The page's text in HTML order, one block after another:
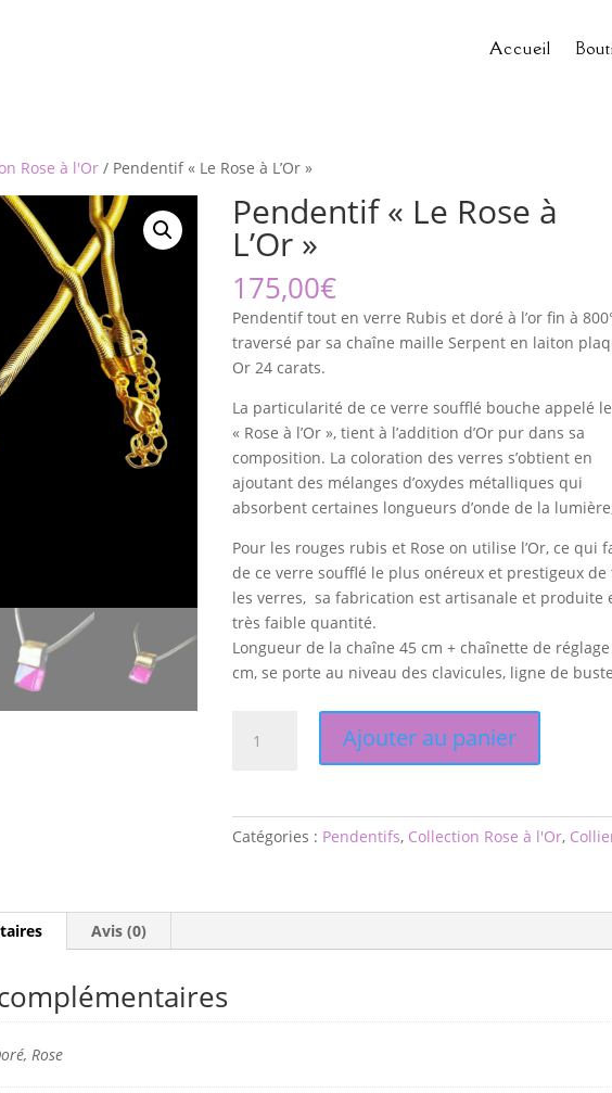
Accueil
Rose à l'Or / Pendentif « Le Rose à L’Or »
Pendentif « Le Rose à
L’Or »
175,00€
Pendentif tout en verre Rubis et doré à l’or fin à
traversé par sa chaîne maille Serpent en laiton
Or 24 carats.
La particularité de ce verre soufflé bouche appelé le
« Rose à l’Or », tient à l’addition d’Or pur dans sa
composition. La coloration des verres s’obtient en
ajoutant des mélanges d’oxydes métalliques qui
absorbent certaines longueurs d’onde de la
Pour les rouges rubis et Rose on utilise l’Or, ce qui
de ce verre soufflé le plus onéreux et prestigeux de
les verres, sa fabrication est artisanale et produite
très faible quantité.
Longueur de la chaîne 45 cm + chaînette de
cm, se porte au niveau des clavicules, ligne de
Rose
à
Ajouter au panier
Catégories : Pendentifs, Collection Rose à l'Or,
Avis (0)
Rose